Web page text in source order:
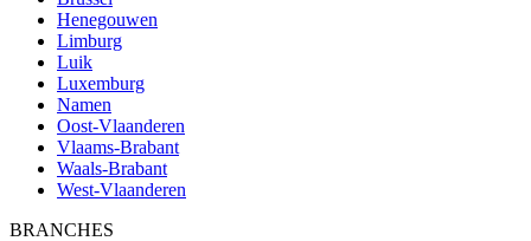
Henegouwen
Limburg
Luik
Luxemburg
Namen
Oost-Vlaanderen
Vlaams-Brabant
Waals-Brabant
West-Vlaanderen
BRANCHES